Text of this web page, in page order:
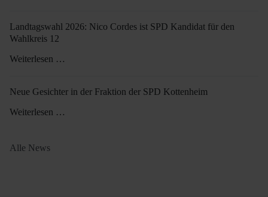
Landtagswahl 2026: Nico Cordes ist SPD Kandidat für den
Wahlkreis 12
Weiterlesen …
Neue Gesichter in der Fraktion der SPD Kottenheim
Weiterlesen …
Alle News